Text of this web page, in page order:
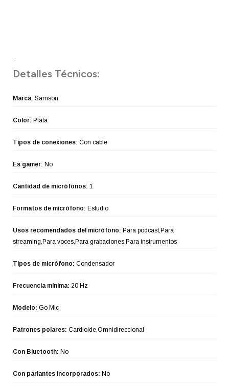
.
Detalles Técnicos:
Marca: Samson
Color: Plata
Tipos de conexiones: Con cable
Es gamer: No
Cantidad de micrófonos: 1
Formatos de micrófono: Estudio
Usos recomendados del micrófono: Para podcast,Para
streaming,Para voces,Para grabaciones,Para instrumentos
Tipos de micrófono: Condensador
Frecuencia mínima: 20 Hz
Modelo: Go Mic
Patrones polares: Cardioide,Omnidireccional
Con Bluetooth: No
Con parlantes incorporados: No